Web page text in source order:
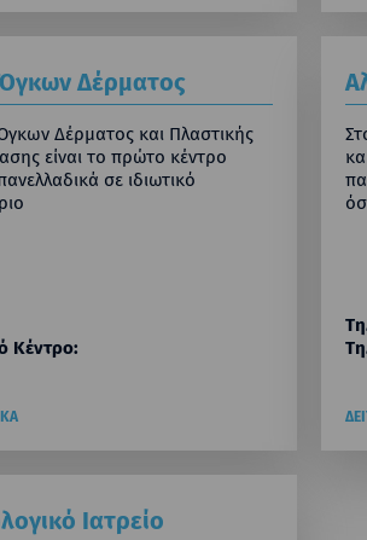
Όγκων Δέρματος
Δέρματος και Πλαστικής
είναι το πρώτο κέντρο
σε ιδιωτικό
Κέντρο:
Ιατρείο